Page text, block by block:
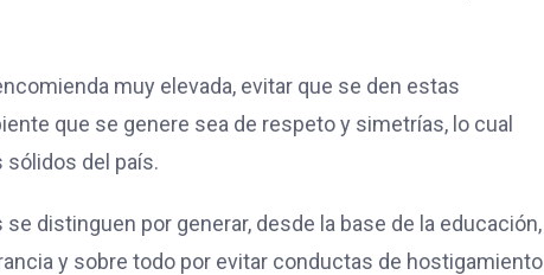
muy elevada, evitar que se den estas
que se genere sea de respeto y simetrías, lo cual
del país.
distinguen por generar, desde la base de la educación,
y sobre todo por evitar conductas de hostigamiento